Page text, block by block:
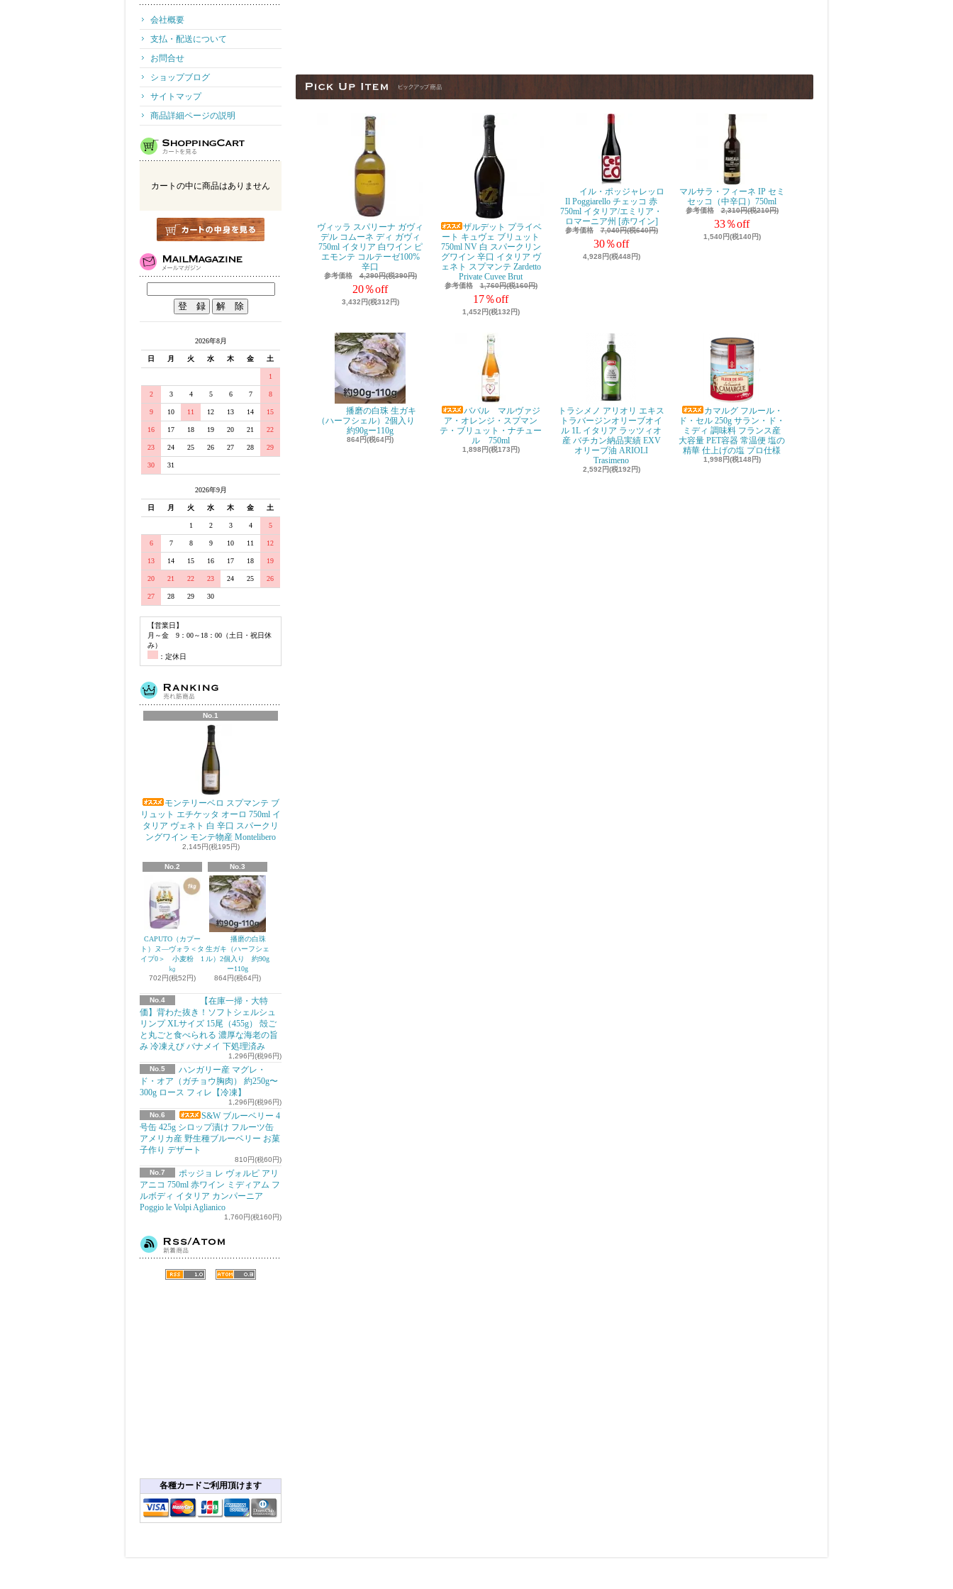
会社概要
支払・配送について
お問合せ
ショップブログ
サイトマップ
商品詳細ページの説明
カートの中に商品はありません
2026年8月
日 月 火 水 木 金 土
1
2 3 4 5 6 7 8
9 10 11 12 13 14 15
16 17 18 19 20 21 22
23 24 25 26 27 28 29
30 31
2026年9月
日 月 火 水 木 金 土
1 2 3 4 5
6 7 8 9 10 11 12
13 14 15 16 17 18 19
20 21 22 23 24 25 26
27 28 29 30
【営業日】
月～金 9：00～18：00（土日・祝日休
み）
：定休日
No.1
モンテリーベロ スプマンテ ブ
リュット エチケッタ オーロ 750ml イ
タリア ヴェネト 白 辛口 スパークリ
ングワイン モンテ物産 Montelibero
2,145円(税195円)
No.2
CAPUTO（カプー
ト）ヌ―ヴォラ＜タ
イプ0＞ 小麦粉 1
㎏
702円(税52円)
No.3
播磨の白珠
生ガキ（ハーフシェ
ル）2個入り 約90g
ー110g
864円(税64円)
No.4
【在庫一掃・大特
価】背わた抜き！ソフトシェルシュ
リンプ XLサイズ 15尾（455g） 殻ご
と丸ごと食べられる 濃厚な海老の旨
み 冷凍えび バナメイ 下処理済み
1,296円(税96円)
No.5
ハンガリー産 マグレ・
ド・オア（ガチョウ胸肉） 約250g〜
300g ロース フィレ【冷凍】
1,296円(税96円)
No.6
S&W ブルーベリー 4
号缶 425g シロップ漬け フルーツ缶
アメリカ産 野生種ブルーベリー お菓
子作り デザート
810円(税60円)
No.7
ポッジョ レ ヴォルピ アリ
アニコ 750ml 赤ワイン ミディアム フ
ルボディ イタリア カンパーニア
Poggio le Volpi Aglianico
1,760円(税160円)
各種カードご利用頂けます
ヴィッラ スパリーナ ガヴィ
デル コムーネ ディ ガヴィ
750ml イタリア 白ワイン ピ
エモンテ コルテーゼ100%
辛口
参考価格4,290円(税390円)
20％off
3,432円(税312円)
ザルデット プライベ
ート キュヴェ ブリュット
750ml NV 白 スパークリン
グワイン 辛口 イタリア ヴ
ェネト スプマンテ Zardetto
Private Cuvee Brut
参考価格1,760円(税160円)
17％off
1,452円(税132円)
イル・ポッジャレッロ
Il Poggiarello チェッコ 赤
750ml イタリア/エミリア・
ロマーニア州 [赤ワイン]
参考価格7,040円(税640円)
30％off
4,928円(税448円)
マルサラ・フィーネ IP セミ
セッコ（中辛口）750ml
参考価格2,310円(税210円)
33％off
1,540円(税140円)
播磨の白珠 生ガキ
（ハーフシェル）2個入り
約90gー110g
864円(税64円)
ババル マルヴァジ
ア・オレンジ・スプマン
テ・ブリュット・ナチュー
ル 750ml
1,898円(税173円)
トラシメノ アリオリ エキス
トラバージンオリーブオイ
ル 1L イタリア ラッツィオ
産 バチカン納品実績 EXV
オリーブ油 ARIOLI
Trasimeno
2,592円(税192円)
カマルグ フルール・
ド・セル 250g サラン・ド・
ミディ 調味料 フランス産
大容量 PET容器 常温便 塩の
精華 仕上げの塩 プロ仕様
1,998円(税148円)